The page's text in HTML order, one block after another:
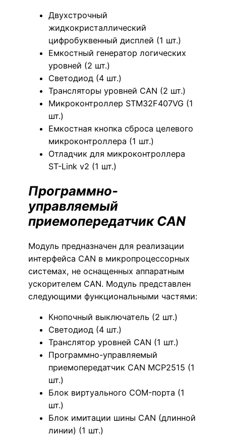
Двухстрочный
жидкокристаллический
цифробуквенный дисплей (1 шт.)
Емкостный генератор логических
уровней (2 шт.)
Светодиод (4 шт.)
Трансляторы уровней CAN (2 шт.)
Микроконтроллер STM32F407VG (1
шт.)
Емкостная кнопка сброса целевого
микроконтроллера (1 шт.)
Отладчик для микроконтроллера
ST-Link v2 (1 шт.)
Программно-
управляемый
приемопередатчик CAN
Модуль предназначен для реализации
интерфейса CAN в микропроцессорных
системах, не оснащенных аппаратным
ускорителем CAN. Модуль представлен
следующими функциональными частями:
Кнопочный выключатель (2 шт.)
Светодиод (4 шт.)
Транслятор уровней CAN (1 шт.)
Программно-управляемый
приемопередатчик CAN MCP2515 (1
шт.)
Блок виртуального COM-порта (1
шт.)
Блок имитации шины CAN (длинной
линии) (1 шт.)